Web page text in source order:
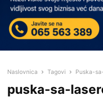
Naslovnica Tagovi Puska-
puska-sa-